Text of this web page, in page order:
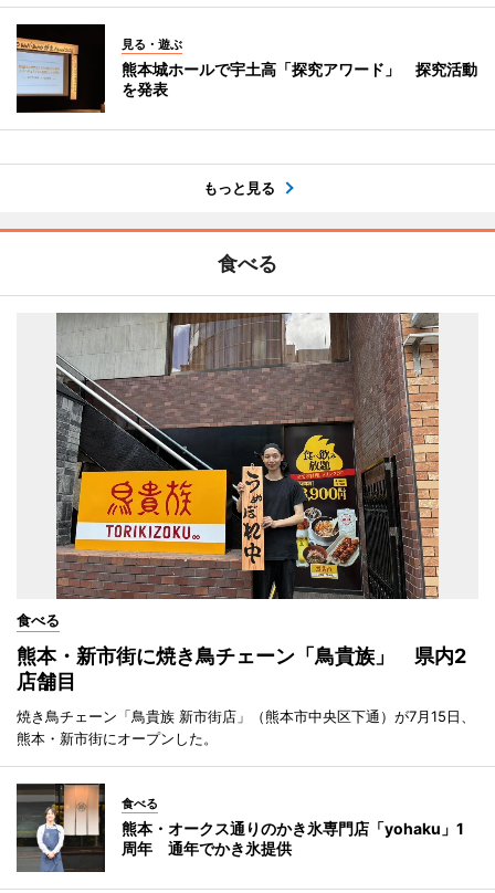
見る・遊ぶ
熊本城ホールで宇土高「探究アワード」 探究活動
を発表
もっと見る
食べる
食べる
熊本・新市街に焼き鳥チェーン「鳥貴族」 県内2
店舗目
焼き鳥チェーン「鳥貴族 新市街店」（熊本市中央区下通）が7月15日、
熊本・新市街にオープンした。
食べる
熊本・オークス通りのかき氷専門店「yohaku」1
周年 通年でかき氷提供